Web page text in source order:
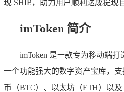
现 SHIB，助力用户顺利达成提现
imToken 简介
imToken 是一款专为移动端
一个功能强大的数字资产宝库，
币（BTC）、以太坊（ETH）以